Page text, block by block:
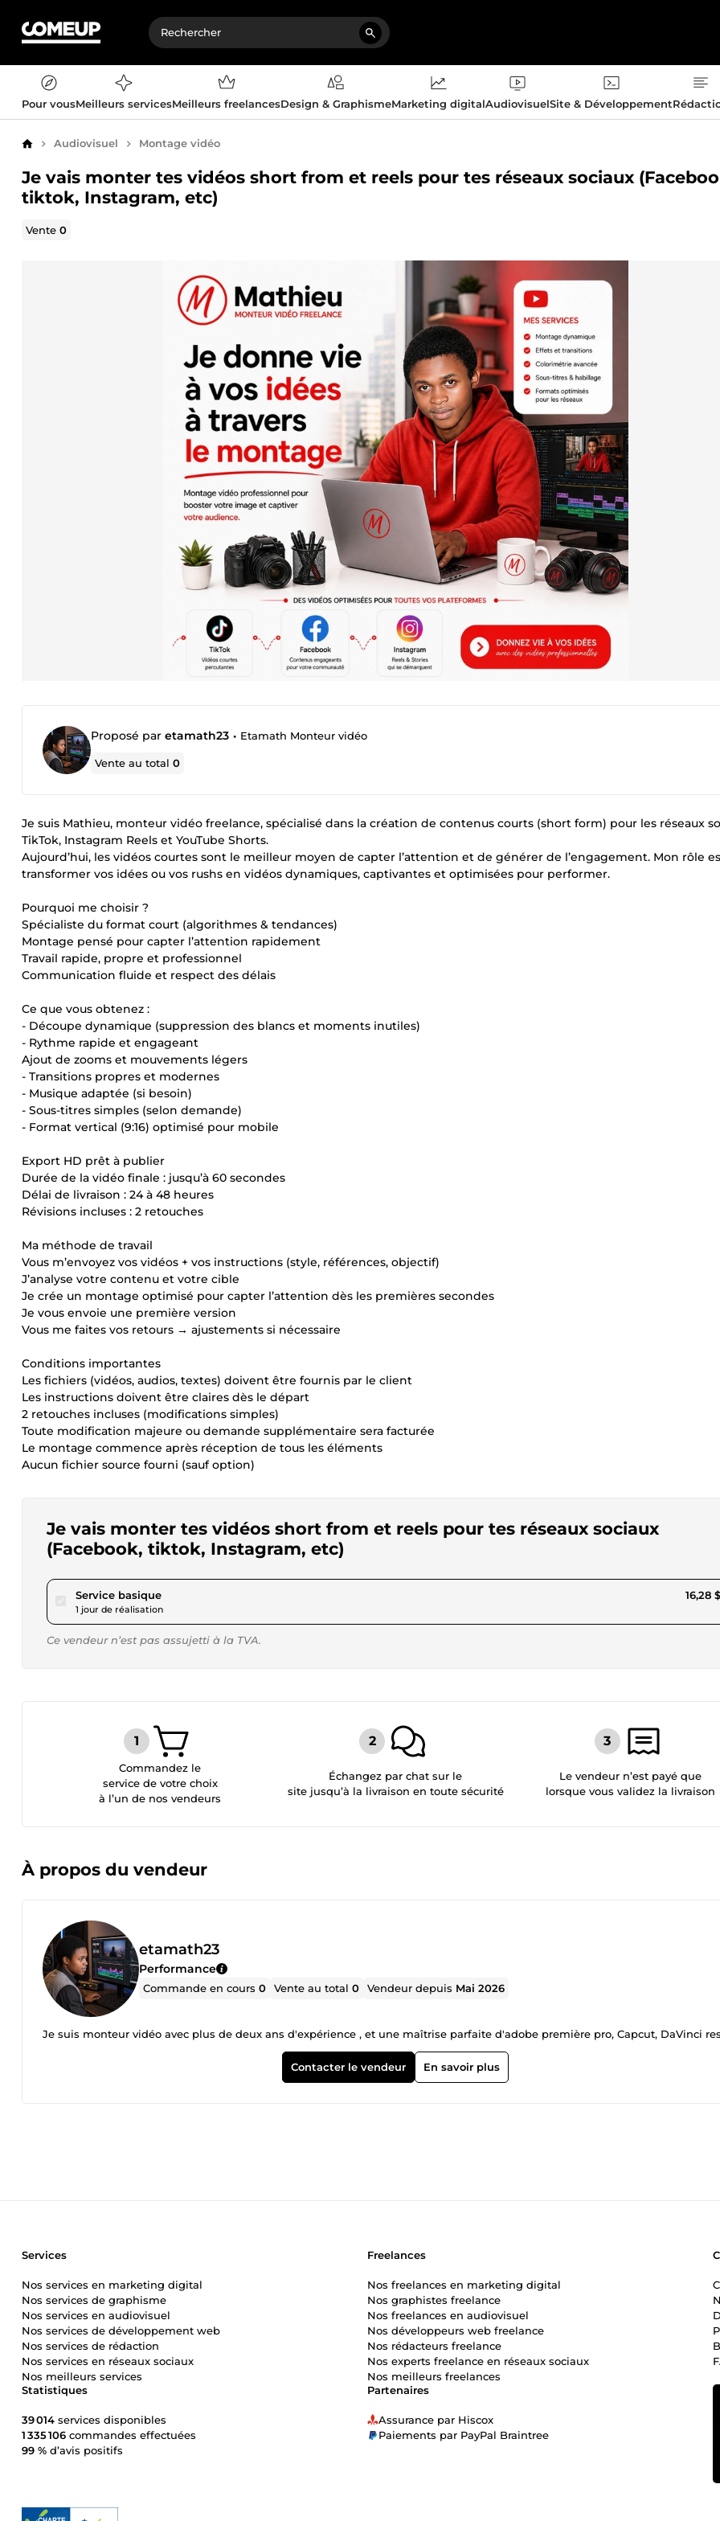
Pour vousMeilleurs servicesMeilleurs freelancesDesign & GraphismeMarketing digitalAudiovisuelSite & Développement
AccueilAudiovisuel Montage vidéo
Je vais monter tes vidéos short from et reels pour tes réseaux sociaux
tiktok, Instagram, etc)
Vente0
Proposé par etamath23 • Etamath Monteur vidéo
Vente au total0
Je suis Mathieu, monteur vidéo freelance, spécialisé dans la création de contenus courts (short form) pour les réseaux
TikTok, Instagram Reels et YouTube Shorts.
Aujourd’hui, les vidéos courtes sont le meilleur moyen de capter l’attention et de générer de l’engagement. Mon rôle
transformer vos idées ou vos rushs en vidéos dynamiques, captivantes et optimisées pour performer.
Pourquoi me choisir ?
Spécialiste du format court (algorithmes & tendances)
Montage pensé pour capter l’attention rapidement
Travail rapide, propre et professionnel
Communication fluide et respect des délais
Ce que vous obtenez :
- Découpe dynamique (suppression des blancs et moments inutiles)
- Rythme rapide et engageant
Ajout de zooms et mouvements légers
- Transitions propres et modernes
- Musique adaptée (si besoin)
- Sous-titres simples (selon demande)
- Format vertical (9:16) optimisé pour mobile
Export HD prêt à publier
Durée de la vidéo finale : jusqu’à 60 secondes
Délai de livraison : 24 à 48 heures
Révisions incluses : 2 retouches
Ma méthode de travail
Vous m’envoyez vos vidéos + vos instructions (style, références, objectif)
J’analyse votre contenu et votre cible
Je crée un montage optimisé pour capter l’attention dès les premières secondes
Je vous envoie une première version
Vous me faites vos retours → ajustements si nécessaire
Conditions importantes
Les fichiers (vidéos, audios, textes) doivent être fournis par le client
Les instructions doivent être claires dès le départ
2 retouches incluses (modifications simples)
Toute modification majeure ou demande supplémentaire sera facturée
Le montage commence après réception de tous les éléments
Aucun fichier source fourni (sauf option)
Je vais monter tes vidéos short from et reels pour tes réseaux sociaux
(Facebook, tiktok, Instagram, etc)
Service basiquepour 15,00 $US
1 jour de réalisation
16,28
Ce vendeur n’est pas assujetti à la TVA.
Commandez le
service de votre choix
à l’un de nos vendeurs
Échangez par chat sur le
site jusqu’à la livraison en toute sécurité
Le vendeur n’est payé que
lorsque vous validez la livraison
À propos du vendeur
etamath23
Performance
Commande en cours0 Vente au total0 Vendeur depuis Mai 2026
Je suis monteur vidéo avec plus de deux ans d'expérience , et une maîtrise parfaite d'adobe première pro, Capcut, DaVinci
Contacter le vendeur En savoir plus
Partenaires
Assurance par Hiscox
Paiements par PayPal Braintree
Statistiques
39 014 services disponibles
1 335 106 commandes effectuées
99 % d’avis positifs
Services
Nos services en marketing digital
Nos services de graphisme
Nos services en audiovisuel
Nos services de développement web
Nos services de rédaction
Nos services en réseaux sociaux
Nos meilleurs services
Freelances
Nos freelances en marketing digital
Nos graphistes freelance
Nos freelances en audiovisuel
Nos développeurs web freelance
Nos rédacteurs freelance
Nos experts freelance en réseaux sociaux
Nos meilleurs freelances